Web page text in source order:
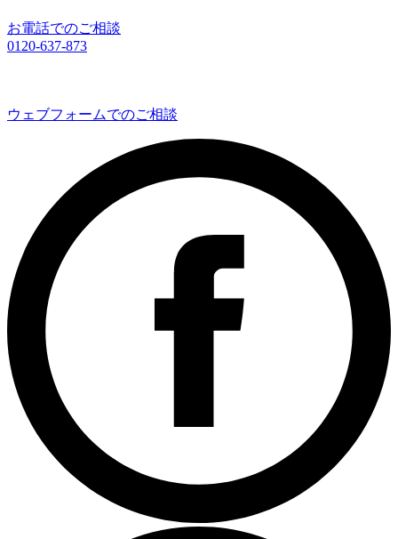
お電話でのご相談
0120-637-873
ウェブフォームでのご相談